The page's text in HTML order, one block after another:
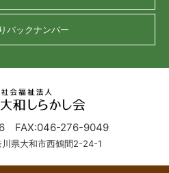
バックナンバー
FAX:046-276-9049
県大和市西鶴間2-24-1